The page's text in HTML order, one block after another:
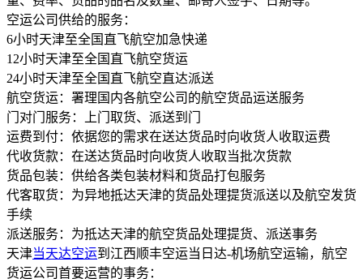
空运公司供给的服务：
6小时天津至全国直飞航空加急快递
12小时天津至全国直飞航空货运
24小时天津至全国直飞航空直达派送
航空货运：署理国内各航空公司的航空货品运送服务
门对门服务：上门取货、派送到门
运费到付：依据您的需求在送达货品时向收货人收取运费
代收货款：在送达货品时向收货人收取当批次货款
货品包装：供给各类包装材料和货品打包服务
代客取货：为异地抵达天津的货品处理提货派送以及航空发货
手续
派送服务：为抵达天津的航空货品处理提货、派送事务
天津当天达空运到江西顺丰空运当日达-机场航空运输，航空
货运公司首要运营的事务：